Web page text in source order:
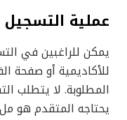
عملية التسجيل
يمكن للراغبين في
للأكاديمية أو صفحة
المطلوبة. لا يتطلب
يحتاجه المتقدم هو